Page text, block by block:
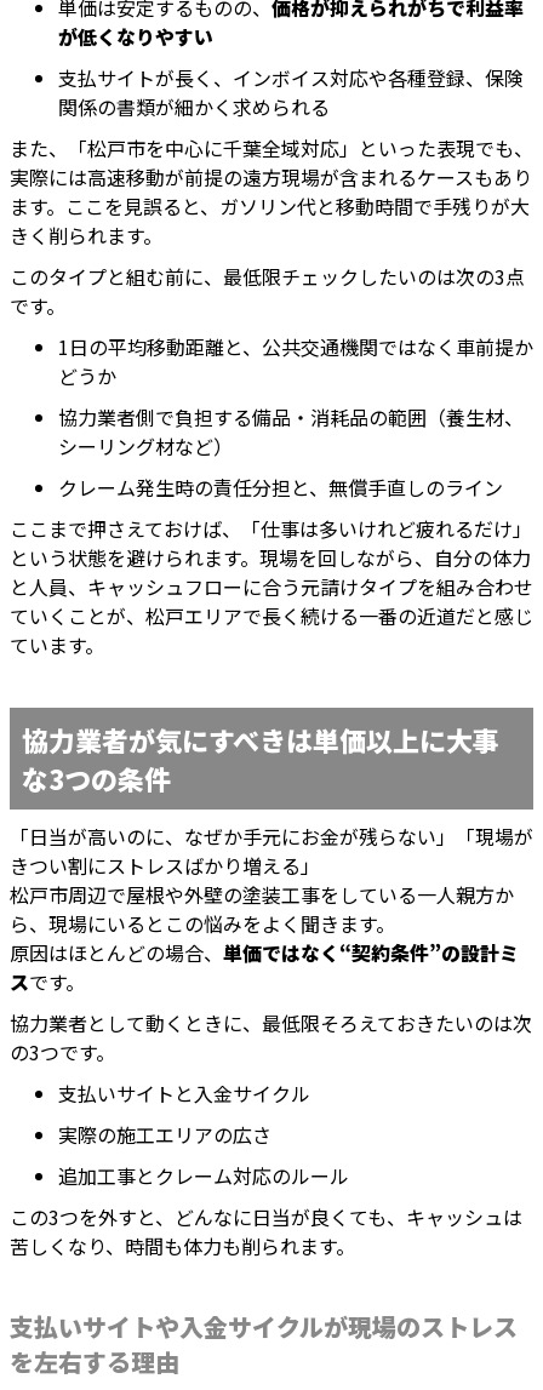
単価は安定するものの、 価格が抑えられがちで利益率
が低くなりやすい
支払サイトが長く、インボイス対応や各種登録、保険
関係の書類が細かく求められる
また、「松戸市を中心に千葉全域対応」といった表現でも、
実際には高速移動が前提の遠方現場が含まれるケースもあり
ます。ここを見誤ると、ガソリン代と移動時間で手残りが大
きく削られます。
このタイプと組む前に、最低限チェックしたいのは次の3点
です。
1日の平均移動距離と、公共交通機関ではなく車前提か
どうか
協力業者側で負担する備品・消耗品の範囲（養生材、
シーリング材など）
クレーム発生時の責任分担と、無償手直しのライン
ここまで押さえておけば、「仕事は多いけれど疲れるだけ」
という状態を避けられます。現場を回しながら、自分の体力
と人員、キャッシュフローに合う元請けタイプを組み合わせ
ていくことが、松戸エリアで長く続ける一番の近道だと感じ
ています。
協力業者が気にすべきは単価以上に大事
な3つの条件
「日当が高いのに、なぜか手元にお金が残らない」「現場が
きつい割にストレスばかり増える」
松戸市周辺で屋根や外壁の塗装工事をしている一人親方か
ら、現場にいるとこの悩みをよく聞きます。
原因はほとんどの場合、 単価ではなく“契約条件”の設計ミ
スです。
協力業者として動くときに、最低限そろえておきたいのは次
の3つです。
支払いサイトと入金サイクル
実際の施工エリアの広さ
追加工事とクレーム対応のルール
この3つを外すと、どんなに日当が良くても、キャッシュは
苦しくなり、時間も体力も削られます。
支払いサイトや入金サイクルが現場のストレス
を左右する理由